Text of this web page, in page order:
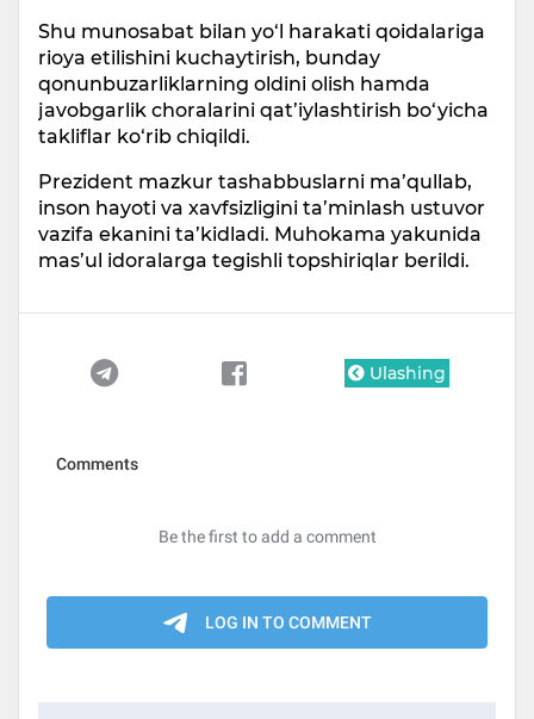
Shu munosabat bilan yo‘l harakati qoidalariga
rioya etilishini kuchaytirish, bunday
qonunbuzarliklarning oldini olish hamda
javobgarlik choralarini qat’iylashtirish bo‘yicha
takliflar ko‘rib chiqildi.
Prezident mazkur tashabbuslarni ma’qullab,
inson hayoti va xavfsizligini ta’minlash ustuvor
vazifa ekanini ta’kidladi. Muhokama yakunida
mas’ul idoralarga tegishli topshiriqlar berildi.
Ulashing